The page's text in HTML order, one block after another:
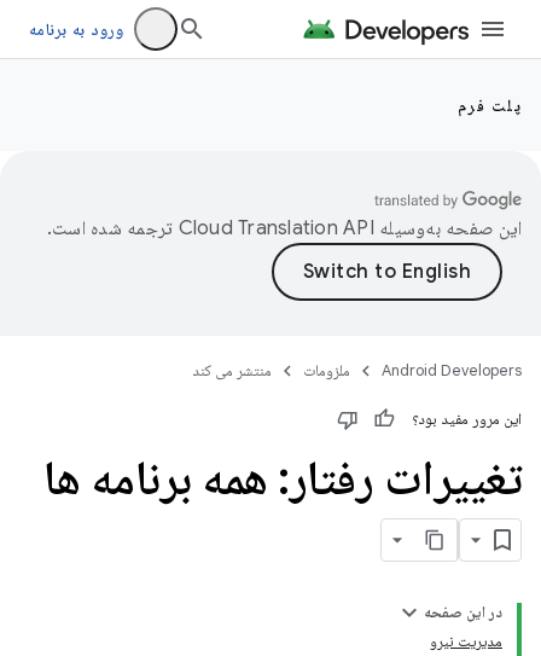
ورود به برنامه
پلت فرم
این صفحه به‌وسیله ترجمه شده است.
Android Developers ملزومات منتشر می کند
این مرور مفید بود؟
تغییرات رفتار: همه برنامه ها
در این صفحه
مدیریت نیرو